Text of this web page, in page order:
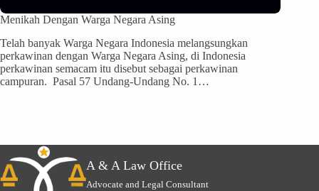
Menikah Dengan Warga Negara Asing
Telah banyak Warga Negara Indonesia melangsungkan
perkawinan dengan Warga Negara Asing, di Indonesia
perkawinan semacam itu disebut sebagai perkawinan
campuran. Pasal 57 Undang-Undang No. 1…
A & A Law Office
Advocate and Legal Consultant